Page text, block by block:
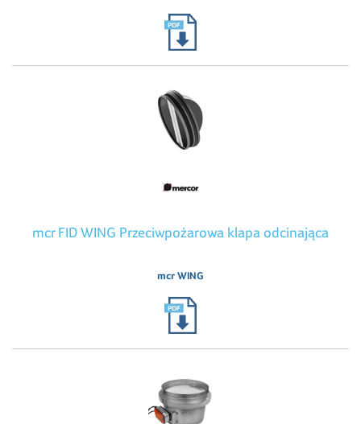
mcr FID WING Przeciwpożarowa klapa odcinająca
mcr WING